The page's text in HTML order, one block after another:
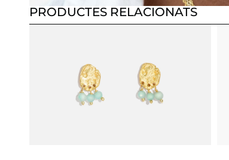
PRODUCTES RELACIONATS